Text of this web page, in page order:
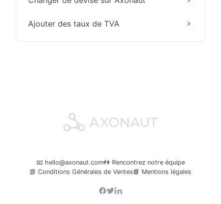
Ajouter des taux de TVA
📧 hello@axonaut.com👫 Rencontrez notre équipe
📗 Conditions Générales de Ventes📘 Mentions légales